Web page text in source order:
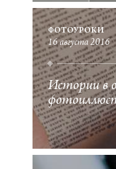
ФОТОУРОКИ
16 августа 2016
Истории в